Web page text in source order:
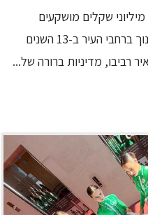
שקלים מושקעים
בפיתוח, שדרוג וקידום מוסדות החינוך ברחבי העיר ב-13 השנים
רביבו, מדיניות ברורה של...